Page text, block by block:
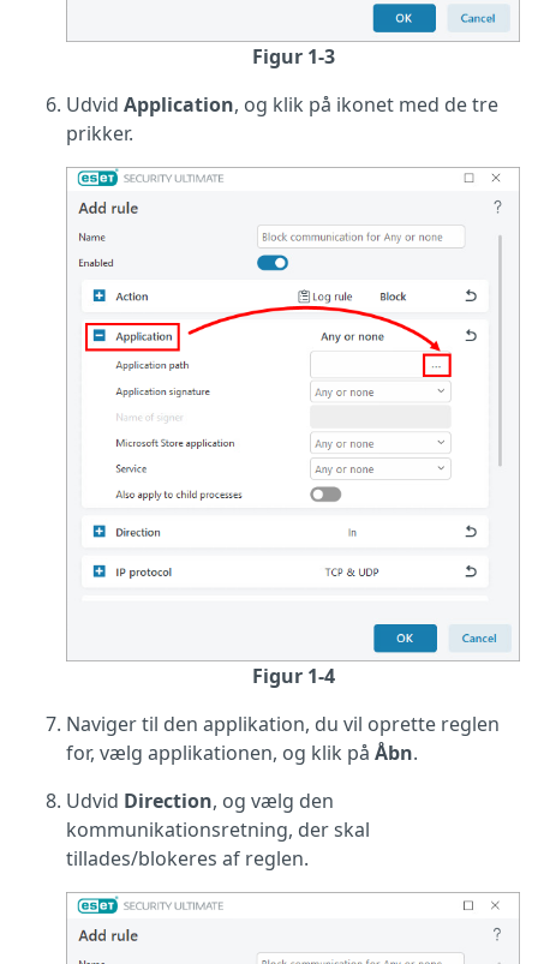
Figur 1-3
Udvid Application, og klik på ikonet med de tre
prikker.
Figur 1-4
Naviger til den applikation, du vil oprette reglen
for, vælg applikationen, og klik på Åbn.
Udvid Direction, og vælg den
kommunikationsretning, der skal
tillades/blokeres af reglen.